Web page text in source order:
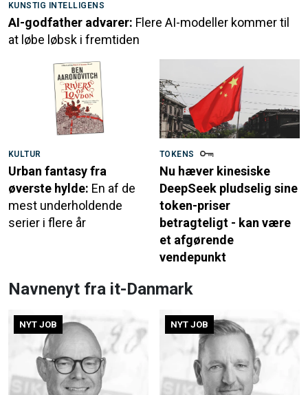
KUNSTIG INTELLIGENS
AI-godfather advarer: Flere AI-modeller kommer til
at løbe løbsk i fremtiden
KULTUR
Urban fantasy fra
øverste hylde: En af de
mest underholdende
serier i flere år
TOKENS
Nu hæver kinesiske
DeepSeek pludselig sine
token-priser
betragteligt - kan være
et afgørende
vendepunkt
Navnenyt fra it-Danmark
NYT JOB NYT JOB